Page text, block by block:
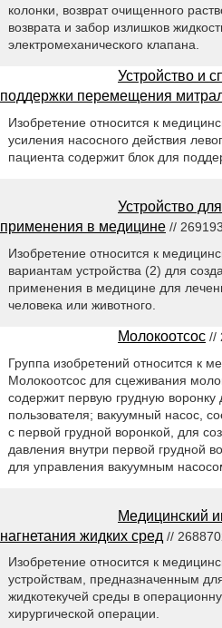
колонки, возврат очищенного
возврата и забор излишков
электромеханического клапана.
Устройство и
поддержки перемещения
Изобретение относится к
усиления насосного действия
пациента содержит блок для
Устройство
применения в медицине //
Изобретение относится к
вариантам устройства (2) для
применения в медицине для
человека или животного.
Молокоотсос //
Группа изобретений относится к
Молокоотсос для сцеживания
содержит первую грудную
пользователя; вакуумный насос,
с первой грудной воронкой, для
давления внутри первой грудной
для управления вакуумным
Медицинский
нагнетания жидких сред //
Изобретение относится к
устройствам, предназначенным
жидкотекучей среды в
хирургической операции.